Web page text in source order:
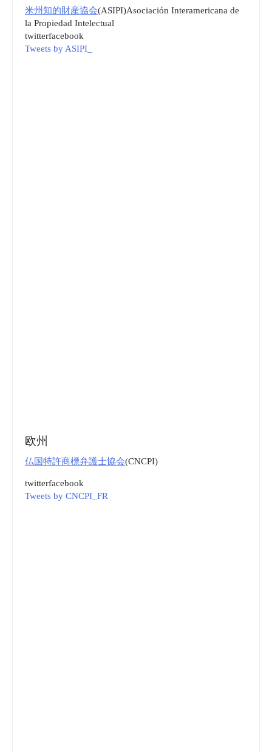
米州知的財産協会(ASIPI)Asociación Interamericana de
la Propiedad Intelectual
twitterfacebook
Tweets by ASIPI_
欧州
仏国特許商標弁護士協会(CNCPI)
twitterfacebook
Tweets by CNCPI_FR